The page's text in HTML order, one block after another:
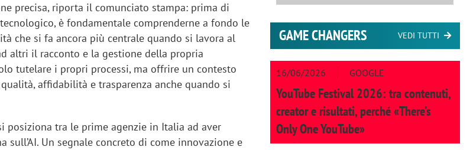
precisa, riporta il comunciato stampa: prima di
è fondamentale comprenderne a fondo le
che si fa ancora più centrale quando si lavora al
altri il racconto e la gestione della propria
tutelare i propri processi, ma offrire un contesto
affidabilità e trasparenza anche quando si
posiziona tra le prime agenzie in Italia ad aver
sull’AI. Un segnale concreto di come innovazione e
GAME CHANGERS VEDI TUTTI
16/06/2026 GOOGLE
YouTube Festival 2026: tra contenuti,
creator e risultati, perché «There’s
Only One YouTube»